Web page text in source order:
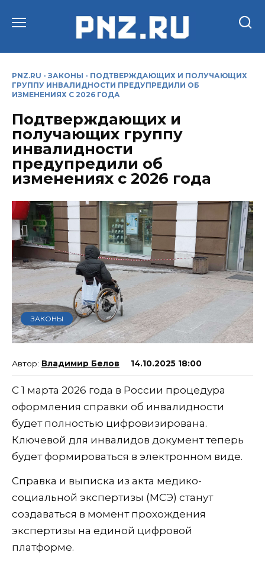
PNZ.RU - ЗАКОНЫ - ПОДТВЕРЖДАЮЩИХ И ПОЛУЧАЮЩИХ
ГРУППУ ИНВАЛИДНОСТИ ПРЕДУПРЕДИЛИ ОБ
ИЗМЕНЕНИЯХ С 2026 ГОДА
Подтверждающих и
получающих группу
инвалидности
предупредили об
изменениях с 2026 года
ЗАКОНЫ
Владимир Белов 14.10.2025 18:00
С 1 марта 2026 года в России процедура
оформления справки об инвалидности
будет полностью цифровизирована.
Ключевой для инвалидов документ теперь
будет формироваться в электронном виде.
Справка и выписка из акта медико-
социальной экспертизы (МСЭ) станут
создаваться в момент прохождения
экспертизы на единой цифровой
платформе.